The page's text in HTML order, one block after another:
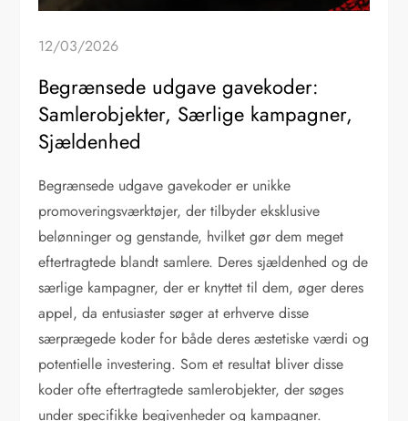
12/03/2026
Begrænsede udgave gavekoder:
Samlerobjekter, Særlige kampagner,
Sjældenhed
Begrænsede udgave gavekoder er unikke
promoveringsværktøjer, der tilbyder eksklusive
belønninger og genstande, hvilket gør dem meget
eftertragtede blandt samlere. Deres sjældenhed og de
særlige kampagner, der er knyttet til dem, øger deres
appel, da entusiaster søger at erhverve disse
særprægede koder for både deres æstetiske værdi og
potentielle investering. Som et resultat bliver disse
koder ofte eftertragtede samlerobjekter, der søges
under specifikke begivenheder og kampagner.